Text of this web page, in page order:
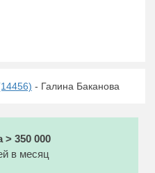
- Галина Баканова
> 350 000
в месяц